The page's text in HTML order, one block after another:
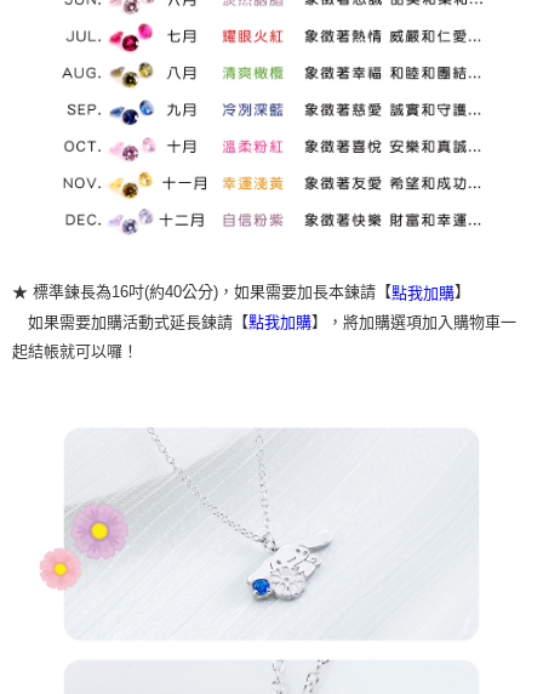
★ 標準鍊長為16吋(約40公分)，如果需要加長本鍊請【點我加購】
如果需要加購活動式延長鍊請【點我加購】，將加購選項加入購物車一
起結帳就可以囉！